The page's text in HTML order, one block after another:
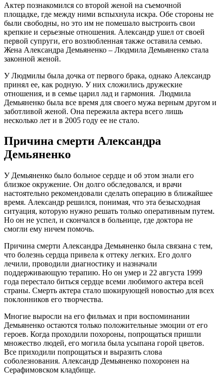
Актер познакомился со второй женой на съемочной
площадке, где между ними вспыхнула искра. Обе стороны не
были свободны, но это им не помешало выстроить свои
крепкие и серьезные отношения. Александр ушел от своей
первой супруги, его возлюбленная также оставила семью.
Жена Александра Демьяненко – Людмила Демьяненко стала
законной женой.
У Людмилы была дочка от первого брака, однако Александр
принял ее, как родную. У них сложились дружеские
отношения, и в семье царил лад и гармония. Людмила
Демьяненко была все время для своего мужа верным другом и
заботливой женой. Она пережила актера всего лишь
несколько лет и в 2005 году ее не стало.
Причина смерти Александра
Демьяненко
У Демьяненко было больное сердце и об этом знали его
близкое окружение. Он долго обследовался, и врачи
настоятельно рекомендовали сделать операцию в ближайшее
время. Александр решился, понимая, что эта безысходная
ситуация, которую нужно решать только оперативным путем.
Но он не успел, и скончался в больнице, где доктора не
смогли ему ничем помочь.
Причина смерти Александра Демьяненко была связана с тем,
что болезнь сердца привела к оттеку легких. Его долго
лечили, проводили диагностику и назначали
поддерживающую терапию. Но он умер и 22 августа 1999
года перестало биться сердце всеми любимого актера всей
страны. Смерть актера стало шокирующей новостью для всех
поклонников его творчества.
Многие выросли на его фильмах и при воспоминании
Демьяненко остаются только положительные эмоции от его
героев. Когда проходили похороны, попрощаться пришли
множество людей, его могила была усыпана горой цветов.
Все приходили попрощаться и выразить слова
соболезнования. Александр Демьяненко похоронен на
Серафимовском кладбище.